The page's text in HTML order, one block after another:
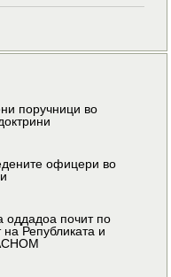
поручници во
офицери во
оддадоа почит по
на Републиката и